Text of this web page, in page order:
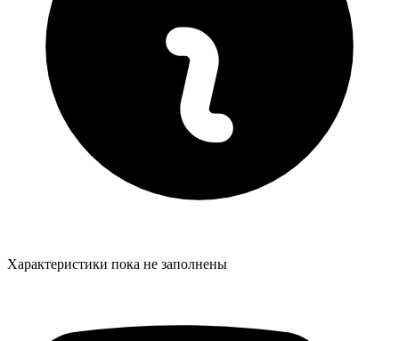
Характеристики пока не заполнены